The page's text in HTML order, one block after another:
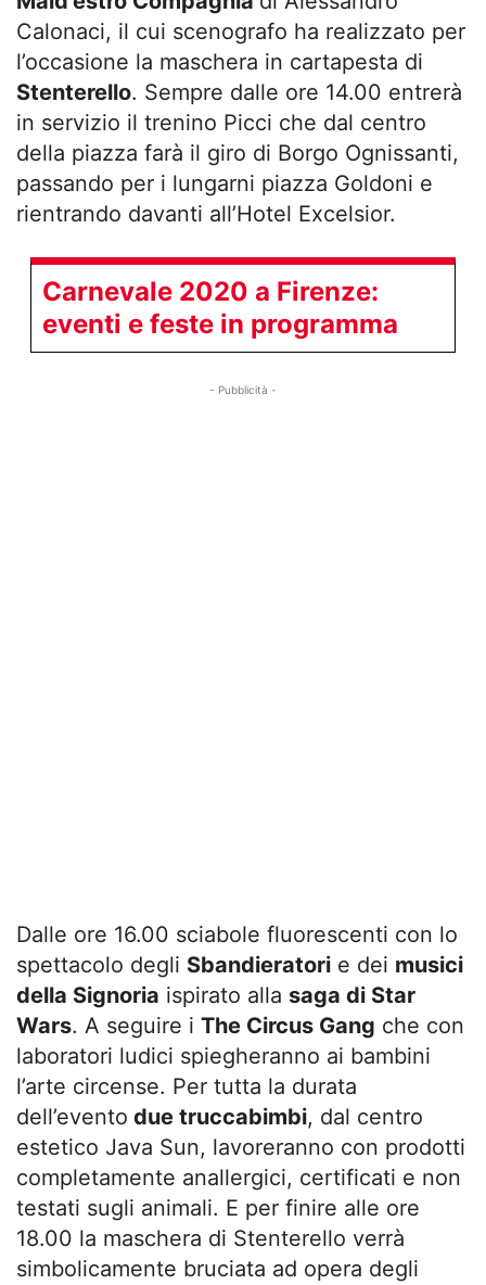
Calonaci, il cui scenografo ha realizzato per
l’occasione la maschera in cartapesta di
Stenterello. Sempre dalle ore 14.00 entrerà
in servizio il trenino Picci che dal centro
della piazza farà il giro di Borgo Ognissanti,
passando per i lungarni piazza Goldoni e
rientrando davanti all’Hotel Excelsior.
Carnevale 2020 a Firenze:
eventi e feste in programma
- Pubblicità -
Dalle ore 16.00 sciabole fluorescenti con lo
spettacolo degli Sbandieratori e dei musici
della Signoria ispirato alla saga di Star
Wars. A seguire i The Circus Gang che con
laboratori ludici spiegheranno ai bambini
l’arte circense. Per tutta la durata
dell’evento due truccabimbi, dal centro
estetico Java Sun, lavoreranno con prodotti
completamente anallergici, certificati e non
testati sugli animali. E per finire alle ore
18.00 la maschera di Stenterello verrà
simbolicamente bruciata ad opera degli